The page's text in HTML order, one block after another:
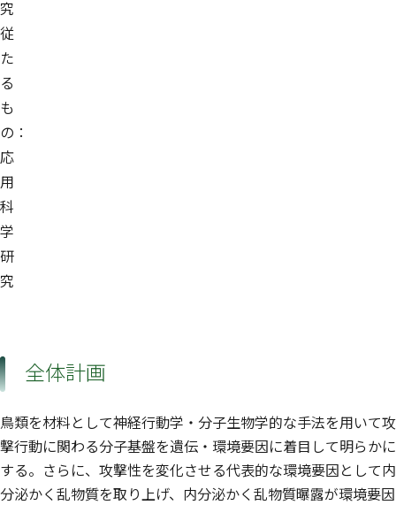
究
従
た
る
も
の：
応
用
科
学
研
究
全体計画
鳥類を材料として神経行動学・分子生物学的な手法を用いて攻
撃行動に関わる分子基盤を遺伝・環境要因に着目して明らかに
する。さらに、攻撃性を変化させる代表的な環境要因として内
分泌かく乱物質を取り上げ、内分泌かく乱物質曝露が環境要因